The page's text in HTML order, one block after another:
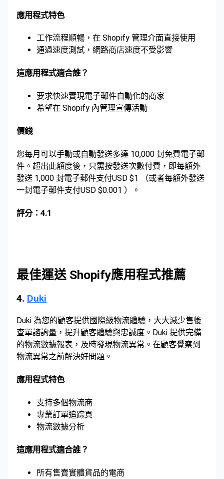
應用程式特色
工作流程順暢，在 Shopify 管理介面直接使用
通過速度測試，網路商店速度不受影響
這應用程式適合誰？
要求快速實現電子郵件自動化的商家
希望在 Shopify 內管理宣傳活動
價錢
您每月可以手動或自動發送多達 10,000 封免費電子郵
件。超出此額度後，只需按發送次數付費，即每額外
發送 1,000 封電子郵件支付USD $1 （或者每額外發送
一封電子郵件支付USD $0.001 ）。
評分：4.1
最佳運送 Shopify應用程式推薦
4. Duki
Duki 為您的顧客提供國際級物流體驗，大大減少售後
查單諮詢量，提升顧客體驗與忠誠度。Duki 提供完備
的物流數據報表，及時發現物流異常。在顧客覺察到
物流異常之前解決好問題。
應用程式特色
支持多個物流商
專業訂單追踪頁
物流數據分析
這應用程式適合誰？
所有售賣實體貨品的電商